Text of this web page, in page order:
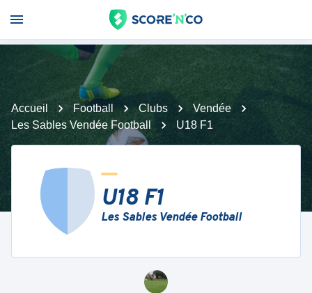
Accueil Football Clubs
Vendée
Les Sables Vendée Football
U18 F1
U18 F1
Les Sables Vendée Football